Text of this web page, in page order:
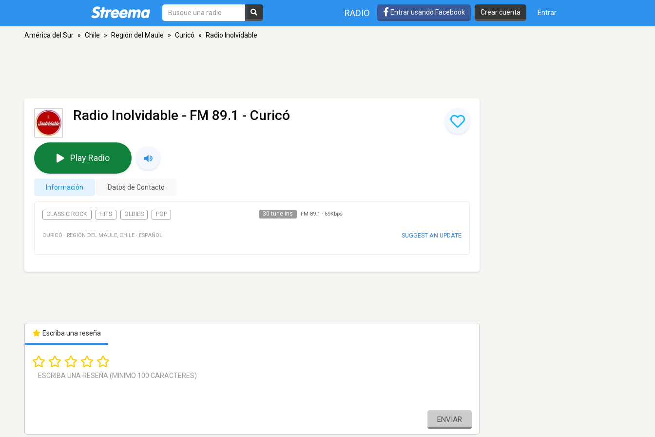
RADIO Entrar usando Facebook Crear cuenta Entrar
América del Sur » Chile » Región del Maule » Curicó » Radio Inolvidable
Radio Inolvidable - FM 89.1 - Curicó
Play Radio
Información Datos de Contacto
CLASSIC ROCK HITS OLDIES POP 30 tune ins FM 89.1 - 69Kbps
CURICÓ · REGIÓN DEL MAULE, CHILE · ESPAÑOL SUGGEST AN UPDATE
Escriba una reseña
ENVIAR